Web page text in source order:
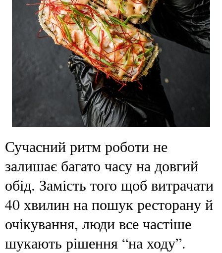
Сучасний ритм роботи не
залишає багато часу на довгий
обід. Замість того щоб витрачати
40 хвилин на пошук ресторану й
очікування, люди все частіше
шукають рішення “на ходу”.